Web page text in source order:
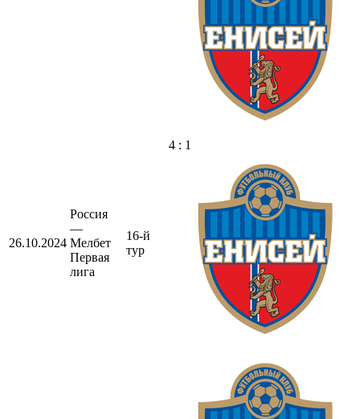
26.10.2024
Россия
—
Мелбет
Первая
лига
16-й
тур
4 : 1